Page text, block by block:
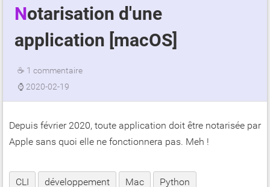
Notarisation d'une
application [macOS]
☕ 1 commentaire
⌚ 2020-02-19
Depuis février 2020, toute application doit être notarisée par
Apple sans quoi elle ne fonctionnera pas. Meh !
CLI développement Mac Python